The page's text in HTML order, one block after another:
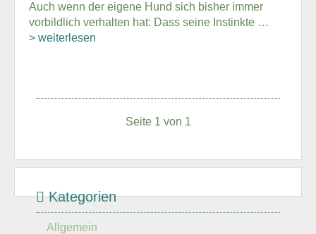
Auch wenn der eigene Hund sich bisher immer
vorbildlich verhalten hat: Dass seine Instinkte …
> weiterlesen
Seite 1 von 1
Kategorien
Allgemein